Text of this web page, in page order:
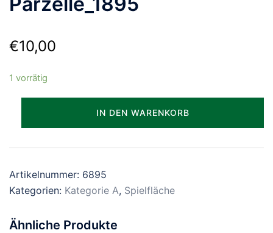
€10,00
1 vorrätig
IN DEN WARENKORB
Artikelnummer: 6895
Kategorien: Kategorie A, Spielfläche
Ähnliche Produkte